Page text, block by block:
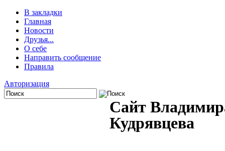
В закладки
Главная
Новости
Друзья...
О себе
Направить сообщение
Правила
Авторизация
Сайт
Кудрявцева